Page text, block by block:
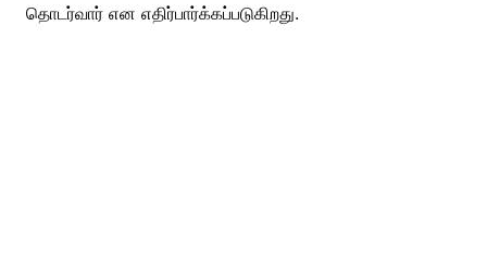
தொடர்வார் என எதிர்பார்க்கப்படுகிறது.